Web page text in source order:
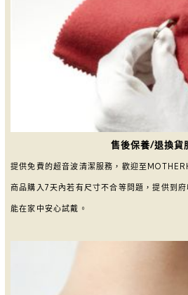
售後保養/退換貨
提供免費的超音波清潔服務，歡迎至
商品購入7天內若有尺寸不合等問題，提供到
能在家中安心試戴。